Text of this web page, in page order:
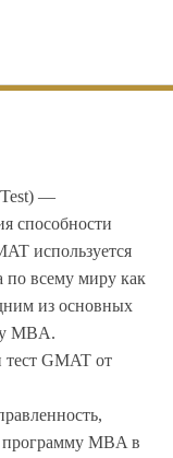
Test) —
способности
используется
по всему миру как
из основных
MBA.
GMAT от
программу MBA в